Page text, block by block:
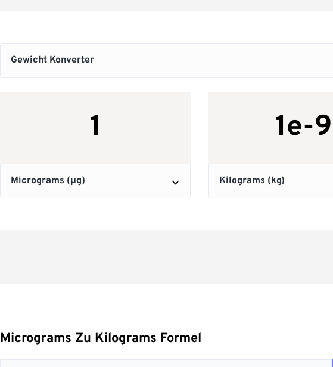
Micrograms Zu Kilograms Formel